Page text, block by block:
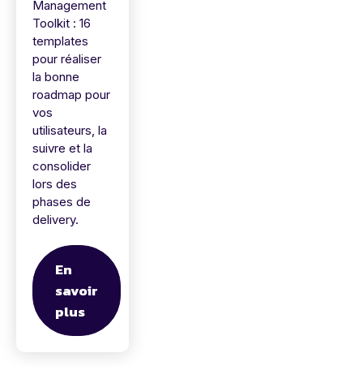
Management
Toolkit : 16
templates
pour réaliser
la bonne
roadmap pour
vos
utilisateurs, la
suivre et la
consolider
lors des
phases de
delivery.
En
savoir
plus